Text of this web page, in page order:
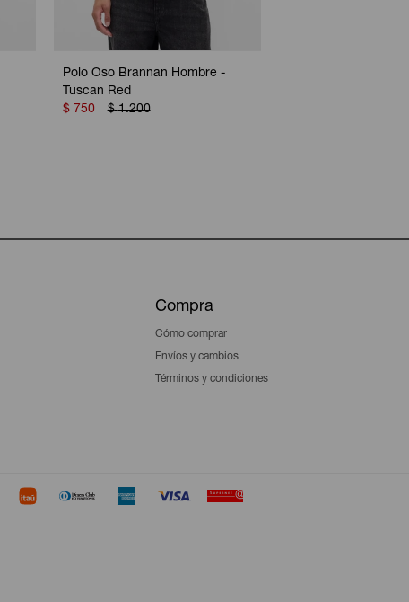
Polo Oso Brannan Hombre -
Tuscan Red
$ 750 $ 1.200
Compra
Cómo comprar
Envíos y cambios
Términos y condiciones